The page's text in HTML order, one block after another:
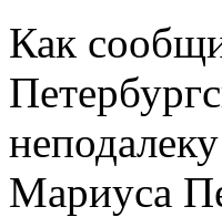
Как
Мариуса